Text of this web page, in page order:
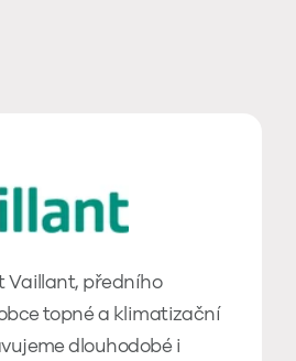
Vaillant, předního
topné a klimatizační
dlouhodobé i